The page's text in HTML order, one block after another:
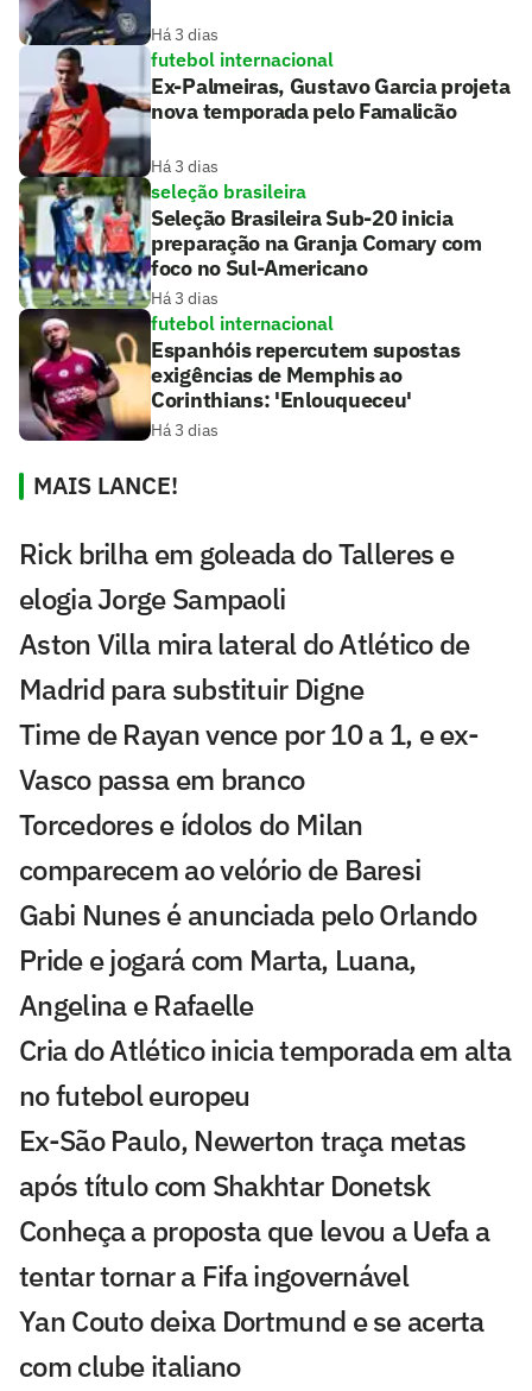
Há 3 dias
futebol internacional
Ex-Palmeiras, Gustavo Garcia projeta
nova temporada pelo Famalicão
Há 3 dias
seleção brasileira
Seleção Brasileira Sub-20 inicia
preparação na Granja Comary com
foco no Sul-Americano
Há 3 dias
futebol internacional
Espanhóis repercutem supostas
exigências de Memphis ao
Corinthians: 'Enlouqueceu'
Há 3 dias
MAIS LANCE!
Rick brilha em goleada do Talleres e
elogia Jorge Sampaoli
Aston Villa mira lateral do Atlético de
Madrid para substituir Digne
Time de Rayan vence por 10 a 1, e ex-
Vasco passa em branco
Torcedores e ídolos do Milan
comparecem ao velório de Baresi
Gabi Nunes é anunciada pelo Orlando
Pride e jogará com Marta, Luana,
Angelina e Rafaelle
Cria do Atlético inicia temporada em alta
no futebol europeu
Ex-São Paulo, Newerton traça metas
após título com Shakhtar Donetsk
Conheça a proposta que levou a Uefa a
tentar tornar a Fifa ingovernável
Yan Couto deixa Dortmund e se acerta
com clube italiano